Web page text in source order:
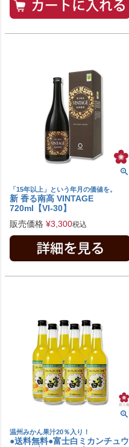
「15年以上」という年月の価値を。
新 香る南高 VINTAGE
720ml【VI-30】
販売価格 ¥3,300税込
温州みかん果汁20％入り！
●送料無料●富士白ミカンチュウ